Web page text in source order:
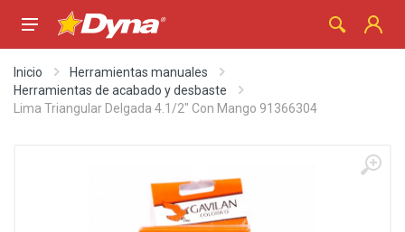
Inicio
Herramientas manuales
Herramientas de acabado y desbaste
Lima Triangular Delgada 4.1/2" Con Mango 91366304